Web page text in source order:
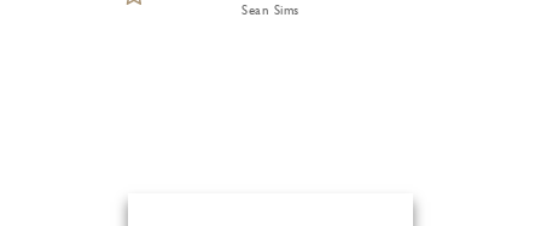
Sean Sims